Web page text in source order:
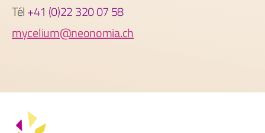
Tél+41 (0)22 320 07 58
mycelium@neonomia.ch